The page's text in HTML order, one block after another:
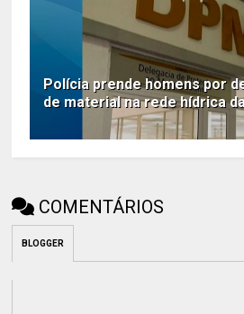
Polícia prende homens por
de material na rede hídrica
COMENTÁRIOS
BLOGGER